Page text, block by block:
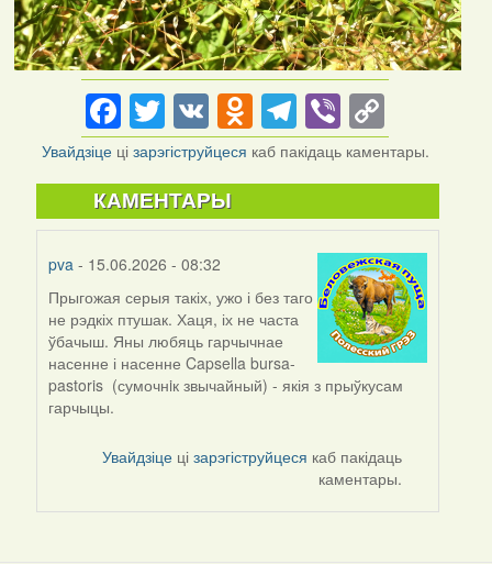
Facebook
Twitter
VKOdnoklassniki
Telegram
Viber
Link
Увайдзіце цізарэгіструйцеся каб пакідаць каментары.
КАМЕНТАРЫ
pva - 15.06.2026 - 08:32
Прыгожая серыя такіх, ужо і без таго
не рэдкіх птушак. Хаця, іх не часта
ўбачыш. Яны любяць гарчычнае
насенне і насенне Capsella bursa-
pastoris (сумочнiк звычайный) - якія з прыўкусам
гарчыцы.
Увайдзіце цізарэгіструйцеся каб пакідаць
каментары.